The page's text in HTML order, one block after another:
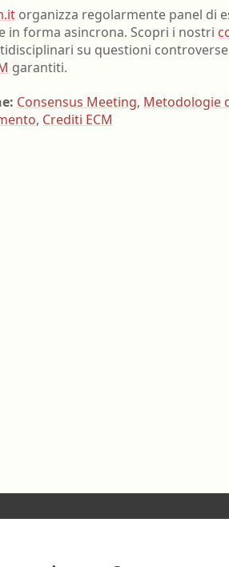
organizza regolarmente panel di
in forma asincrona. Scopri i nostri
su questioni
garantiti.
Consensus Meeting, Metodologie
, Crediti ECM